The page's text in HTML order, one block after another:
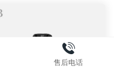
售后电话